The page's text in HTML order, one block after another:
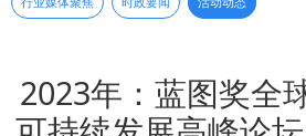
行业媒体聚焦 时政要闻 活动动态